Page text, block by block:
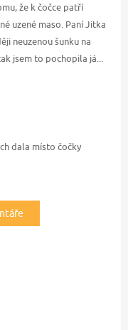
že k čočce patří
uzené maso. Paní Jitka
neuzenou šunku na
jsem to pochopila já...
dala místo čočky